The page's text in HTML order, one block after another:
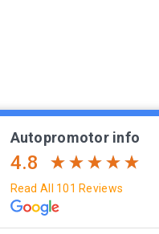
Autopromotor info
4.8
Read All 101 Reviews